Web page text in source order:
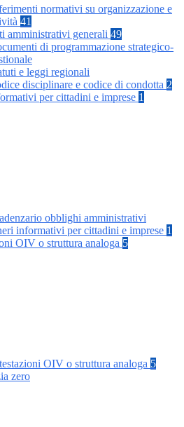
normativi su organizzazione e
41
amministrativi generali 49
di programmazione strategico-
e leggi regionali
disciplinare e codice di condotta 2
per cittadini e imprese 1
obblighi amministrativi
informativi per cittadini e imprese 1
OIV o struttura analoga 5
OIV o struttura analoga 5
zero